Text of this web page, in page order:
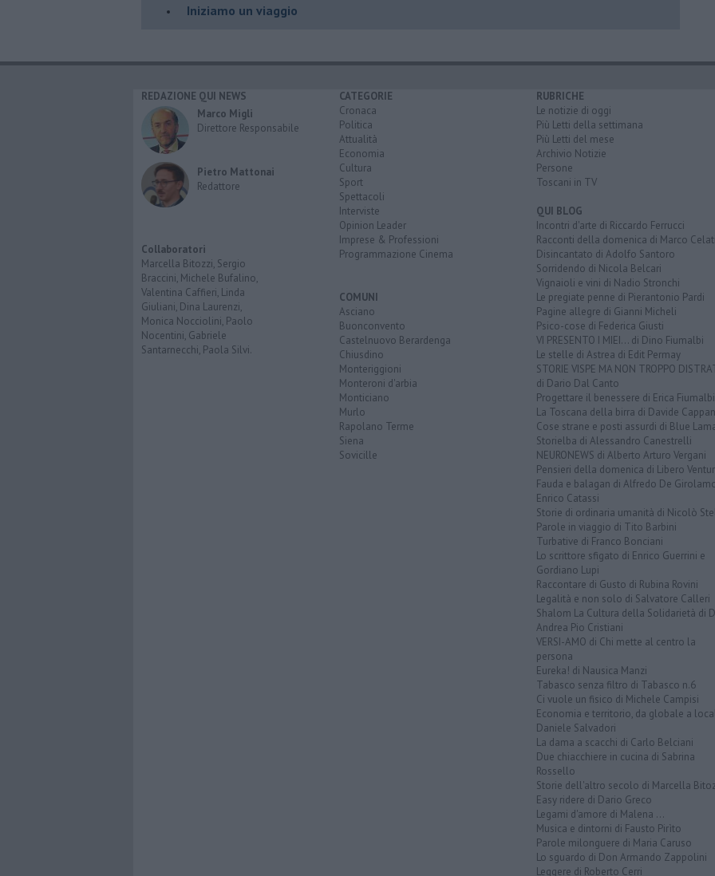
Iniziamo un viaggio
REDAZIONE QUI NEWS
Marco Migli
Direttore Responsabile
Pietro Mattonai
Redattore
Collaboratori
Marcella Bitozzi, Sergio
Braccini, Michele Bufalino,
Valentina Caffieri, Linda
Giuliani, Dina Laurenzi,
Monica Nocciolini, Paolo
Nocentini, Gabriele
Santarnecchi, Paola Silvi.
CATEGORIE
Cronaca
Politica
Attualità
Economia
Cultura
Sport
Spettacoli
Interviste
Opinion Leader
Imprese & Professioni
Programmazione Cinema
COMUNI
Asciano
Buonconvento
Castelnuovo Berardenga
Chiusdino
Monteriggioni
Monteroni d'arbia
Monticiano
Murlo
Rapolano Terme
Siena
Sovicille
RUBRICHE
Le notizie di oggi
Più Letti della settimana
Più Letti del mese
Archivio Notizie
Persone
Toscani in TV
QUI BLOG
Incontri d'arte di Riccardo Ferrucci
Racconti della domenica di Marco Celati
Disincantato di Adolfo Santoro
Sorridendo di Nicola Belcari
Vignaioli e vini di Nadio Stronchi
Le pregiate penne di Pierantonio Pardi
Pagine allegre di Gianni Micheli
Psico-cose di Federica Giusti
VI PRESENTO I MIEI... di Dino Fiumalbi
Le stelle di Astrea di Edit Permay
STORIE VISPE MA NON TROPPO
di Dario Dal Canto
Progettare il benessere di Erica Fiumalbi
La Toscana della birra di Davide
Cose strane e posti assurdi di Blue
Storielba di Alessandro Canestrelli
NEURONEWS di Alberto Arturo Vergani
Pensieri della domenica di Libero
Fauda e balagan di Alfredo De
Enrico Catassi
Storie di ordinaria umanità di Nicolò
Parole in viaggio di Tito Barbini
Turbative di Franco Bonciani
Lo scrittore sfigato di Enrico Guerrini e
Gordiano Lupi
Raccontare di Gusto di Rubina Rovini
Legalità e non solo di Salvatore Calleri
Shalom La Cultura della Solidarietà di
Andrea Pio Cristiani
VERSI-AMO di Chi mette al centro la
persona
Eureka! di Nausica Manzi
Tabasco senza filtro di Tabasco n.6
Ci vuole un fisico di Michele Campisi
Economia e territorio, da globale a
Daniele Salvadori
La dama a scacchi di Carlo Belciani
Due chiacchiere in cucina di Sabrina
Rossello
Storie dell'altro secolo di Marcella
Easy ridere di Dario Greco
Legami d'amore di Malena ...
Musica e dintorni di Fausto Pirìto
Parole milonguere di Maria Caruso
Lo sguardo di Don Armando Zappolini
Leggere di Roberto Cerri